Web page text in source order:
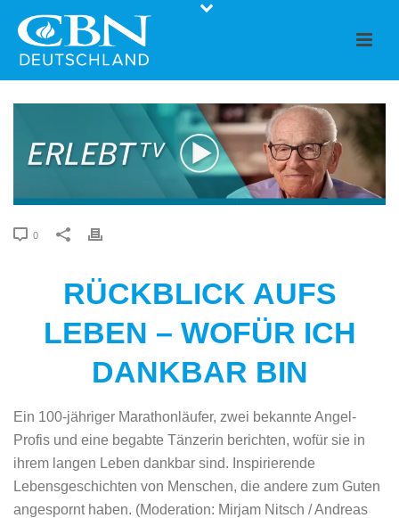
0
RÜCKBLICK AUFS
LEBEN – WOFÜR ICH
DANKBAR BIN
Ein 100-jähriger Marathonläufer, zwei bekannte Angel-
Profis und eine begabte Tänzerin berichten, wofür sie in
ihrem langen Leben dankbar sind. Inspirierende
Lebensgeschichten von Menschen, die andere zum Guten
angespornt haben. (Moderation: Mirjam Nitsch / Andreas